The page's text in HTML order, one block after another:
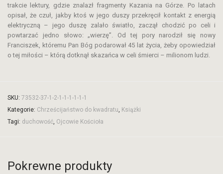
trakcie lektury, gdzie znalazł fragmenty Kazania na Górze. Po latach
opisał, że czuł, jakby ktoś w jego duszy przekręcił kontakt z energią
elektryczną – jego duszę zalało światło, zaczął chodzić po celi i
powtarzać jedno słowo: „wierzę”. Od tej pory narodził się nowy
Franciszek, któremu Pan Bóg podarował 45 lat życia, żeby opowiedział
o tej miłości – którą dotknął skazańca w celi śmierci – milionom ludzi.
SKU: 73532-37-1-2-1-1-1-1-1-1
Kategorie: Chrześcijaństwo do kwadratu, Książki
Tagi: duchowość, Ojcowie Kościoła
Pokrewne produkty